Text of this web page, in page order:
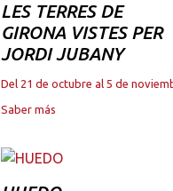
LES TERRES DE
GIRONA VISTES PER
JORDI JUBANY
Del 21 de octubre al 5 de
Saber más